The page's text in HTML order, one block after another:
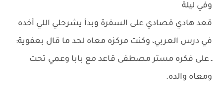
وفي ليلة
قعد هادي قصادي على السفرة وبدأ يشرحلي اللي أخده
في درس العربي، وكنت مركزه معاه لحد ما قال بعفوية:
ـ على فكره مستر مصطفى قاعد مع بابا وعمي تحت
ومعاه والده.